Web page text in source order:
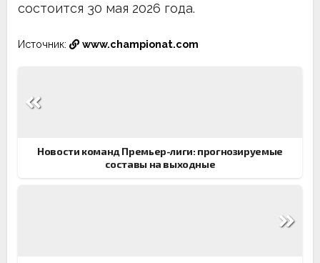
состоится 30 мая 2026 года.
Источник: www.championat.com
по
Новости команд Премьер-лиги: прогнозируемые
составы на выходные